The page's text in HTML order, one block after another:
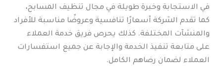
في الاستجابة وخبرة طويلة في مجال تنظيف المسابح،
كما تقدم الشركة أسعارًا تنافسية وعروضًا مناسبة للأفراد
والمنشآت المختلفة. كذلك يحرص فريق خدمة العملاء
على متابعة تنفيذ الخدمة والإجابة عن جميع استفسارات
العملاء لضمان رضاهم الكامل.